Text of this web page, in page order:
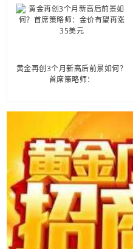
黄金再创3个月新高后前景如何？
首席策略师：